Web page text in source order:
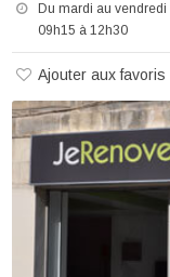
Du mardi au
09h15 à 12h30
Ajouter aux favoris